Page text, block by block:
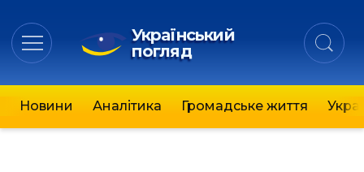
Український
погляд
Новини Аналітика Громадське життя